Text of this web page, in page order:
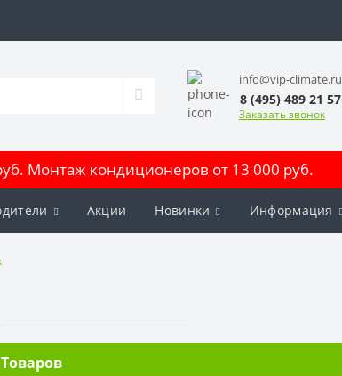
info@vip-climate.ru
8 (495) 489 21 57
Заказать звонок
Монтаж кондиционеров от 13 000 руб.
Акции Новинки Информация